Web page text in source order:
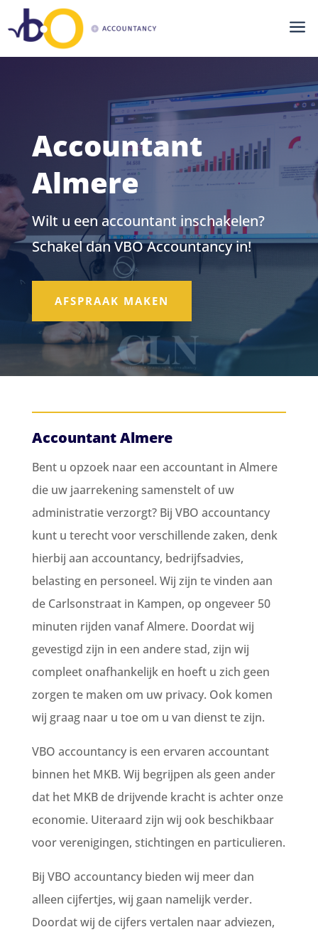
a
Accountant
Almere
Wilt u een accountant inschakelen?
Schakel dan VBO Accountancy in!
AFSPRAAK MAKEN
Accountant Almere
Bent u opzoek naar een accountant in Almere
die uw jaarrekening samenstelt of uw
administratie verzorgt? Bij VBO accountancy
kunt u terecht voor verschillende zaken, denk
hierbij aan accountancy, bedrijfsadvies,
belasting en personeel. Wij zijn te vinden aan
de Carlsonstraat in Kampen, op ongeveer 50
minuten rijden vanaf Almere. Doordat wij
gevestigd zijn in een andere stad, zijn wij
compleet onafhankelijk en hoeft u zich geen
zorgen te maken om uw privacy. Ook komen
wij graag naar u toe om u van dienst te zijn.
VBO accountancy is een ervaren accountant
binnen het MKB. Wij begrijpen als geen ander
dat het MKB de drijvende kracht is achter onze
economie. Uiteraard zijn wij ook beschikbaar
voor verenigingen, stichtingen en particulieren.
Bij VBO accountancy bieden wij meer dan
alleen cijfertjes, wij gaan namelijk verder.
Doordat wij de cijfers vertalen naar adviezen,